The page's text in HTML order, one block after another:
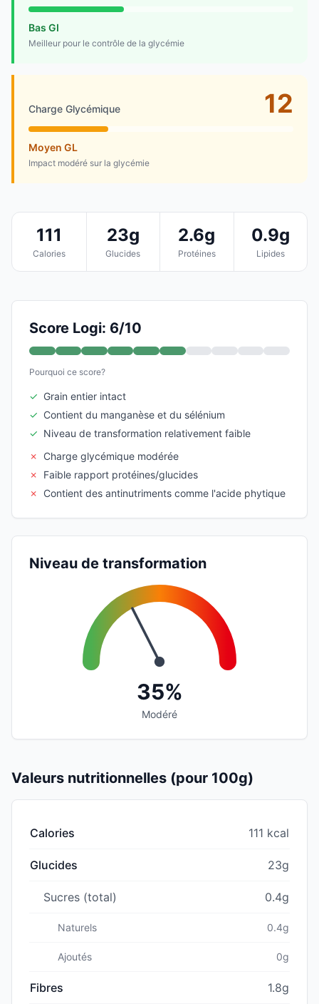
Bas GI
Meilleur pour le contrôle de la glycémie
Charge Glycémique 12
Moyen GL
Impact modéré sur la glycémie
111
Calories
23g
Glucides
2.6g
Protéines
0.9g
Lipides
Score Logi: 6/10
Pourquoi ce score?
✓ Grain entier intact
✓ Contient du manganèse et du sélénium
✓ Niveau de transformation relativement faible
✗
Charge glycémique modérée
✗
Faible rapport protéines/glucides
✗
Contient des antinutriments comme l'acide phytique
Niveau de transformation
35%
Modéré
Valeurs nutritionnelles (pour 100g)
Calories 111 kcal
Glucides 23g
Sucres (total) 0.4g
Naturels 0.4g
Ajoutés 0g
Fibres 1.8g